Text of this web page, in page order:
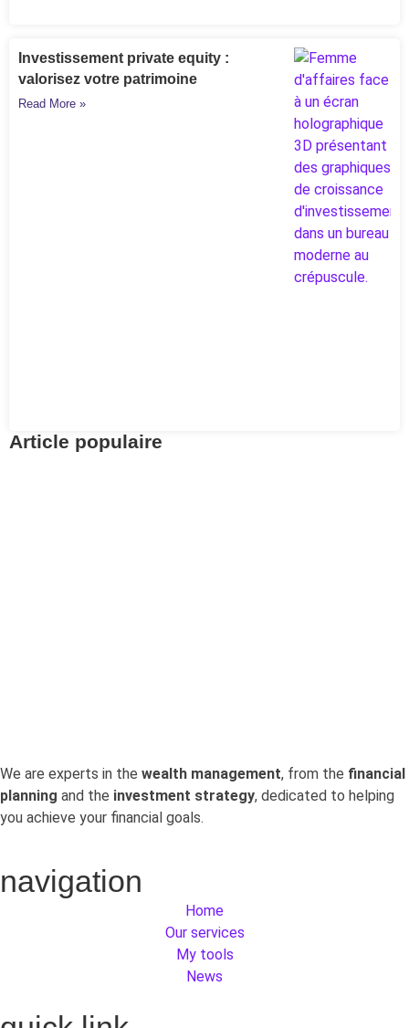
Investissement private equity :
valorisez votre patrimoine
Read More »
Article populaire
We are experts in the wealth management, from the financial
planning and the investment strategy, dedicated to helping
you achieve your financial goals.
navigation
Home
Our services
My tools
News